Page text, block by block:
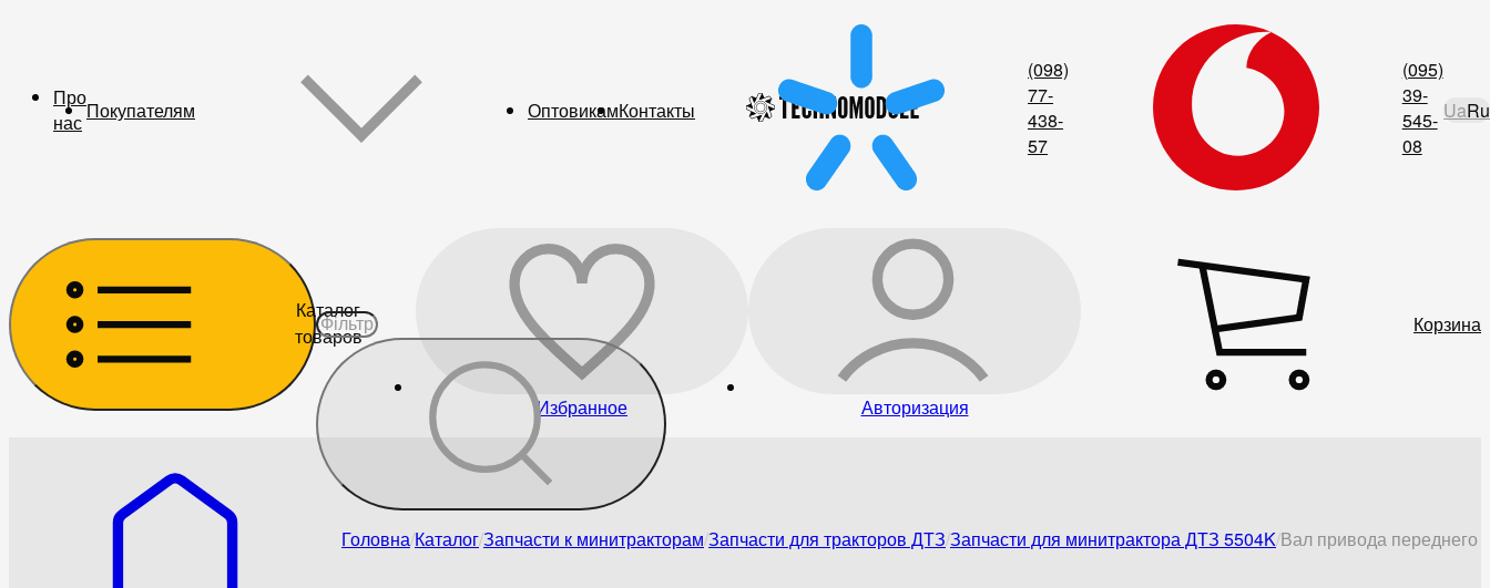
Про
нас Покупателям ОптовикамКонтакты
(098)
77-
438-
57
(095)
39-
545-
08
UaRu
Каталог
товаров
Избранное Авторизация
Корзина
Головна КаталогЗапчасти к минитракторам Запчасти для тракторов ДТЗ Запчасти для минитрактора ДТЗ 5504K Вал привода переднего